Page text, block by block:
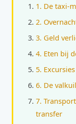
1. De taxi-
2.
3. Geld
4. Eten bij
5.
6. De
7.
transfer